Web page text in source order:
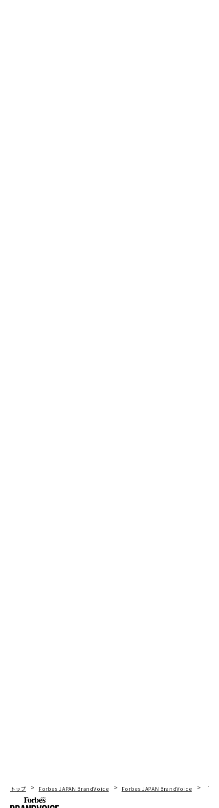
トップ Forbes JAPAN BrandVoice Forbes JAPAN BrandVoice 「